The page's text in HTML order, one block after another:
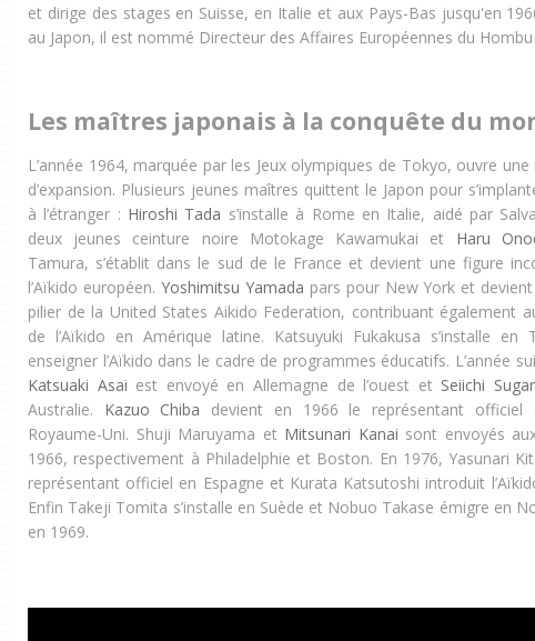
et dirige des stages en Suisse, en Italie et aux Pays-Bas jusqu'en
au Japon, il est nommé Directeur des Affaires Européennes du
Les maîtres japonais à la conquête du
L’année 1964, marquée par les Jeux olympiques de Tokyo, ouvre
d’expansion. Plusieurs jeunes maîtres quittent le Japon pour
à l’étranger : Hiroshi Tada s’installe à Rome en Italie, aidé par
deux jeunes ceinture noire Motokage Kawamukai et Haru
Tamura, s’établit dans le sud de le France et devient une figure
l’Aïkido européen. Yoshimitsu Yamada pars pour New York et
pilier de la United States Aikido Federation, contribuant également
de l’Aïkido en Amérique latine. Katsuyuki Fukakusa s’installe en
enseigner l’Aïkido dans le cadre de programmes éducatifs. L’année
Katsuaki Asai est envoyé en Allemagne de l’ouest et Seiichi
Australie. Kazuo Chiba devient en 1966 le représentant officiel
Royaume-Uni. Shuji Maruyama et Mitsunari Kanai sont envoyés
1966, respectivement à Philadelphie et Boston. En 1976, Yasunari
représentant officiel en Espagne et Kurata Katsutoshi introduit
Enfin Takeji Tomita s’installe en Suède et Nobuo Takase émigre en
en 1969.